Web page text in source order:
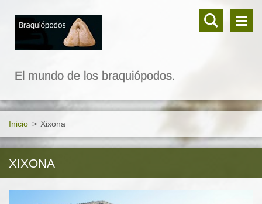
El mundo de los braquiópodos.
Inicio > Xixona
XIXONA